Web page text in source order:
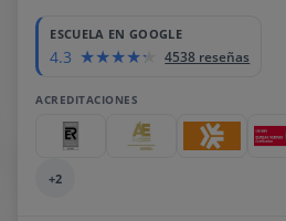
ESCUELA EN GOOGLE
4.3 4538 reseñas
ACREDITACIONES
+2